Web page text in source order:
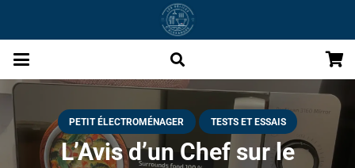
PETIT ÉLECTROMÉNAGER TESTS ET ESSAIS
L’Avis d’un Chef sur le